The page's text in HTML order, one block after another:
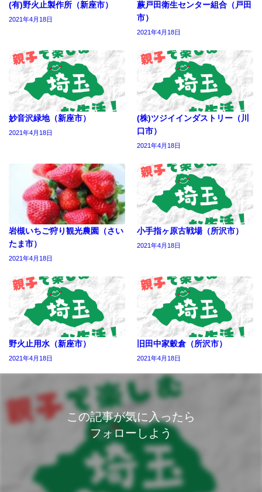
(有)野火止製作所（新座市）
2021年4月18日
蕨戸田衛生センター組合（戸田
市）
2021年4月18日
妙音沢緑地（新座市）
2021年4月18日
(株)ツジイインダストリー（川
口市）
2021年4月18日
岩槻いちご狩り観光農園（さい
たま市）
2021年4月18日
小手指ヶ原古戦場（所沢市）
2021年4月18日
野火止用水（新座市）
2021年4月18日
旧田中家穀倉（所沢市）
2021年4月18日
この記事が気に入ったら
フォローしよう